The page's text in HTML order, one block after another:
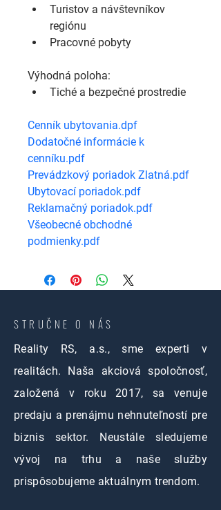
Turistov a návštevníkov
regiónu
Pracovné pobyty
Výhodná poloha:
Tiché a bezpečné prostredie
Cenník ubytovania.dpf
Dodatočné informácie k
cenníku.pdf
Prevádzkový poriadok Zlatná.pdf
Ubytovací poriadok.pdf
Reklamačný poriadok.pdf
Všeobecné obchodné
podmienky.pdf
STRUČNE O NÁS
Reality RS, a.s., sme experti v
realitách. Naša akciová spoločnosť,
založená v roku 2017, sa venuje
predaju a prenájmu nehnuteľností pre
biznis sektor. Neustále sledujeme
vývoj na trhu a naše služby
prispôsobujeme aktuálnym trendom.